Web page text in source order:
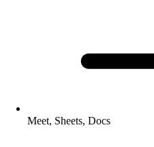
Meet, Sheets, Docs